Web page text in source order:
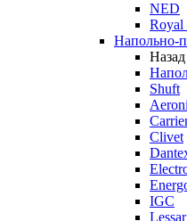
NED
Royal
Напольно-
Назад
Shuft
Clivet
IGC
Lessar